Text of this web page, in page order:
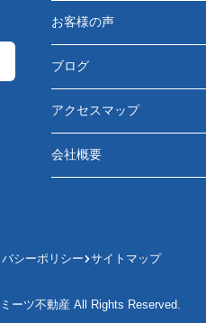
お客様の声
ブログ
アクセスマップ
会社概要
シーポリシー サイトマップ
ーツ不動産 All Rights Reserved.